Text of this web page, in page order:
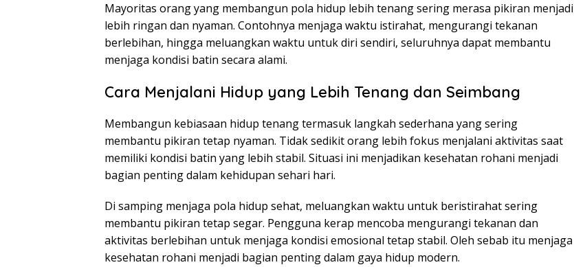
Mayoritas orang yang membangun pola hidup lebih tenang sering merasa pikiran menjadi
lebih ringan dan nyaman. Contohnya menjaga waktu istirahat, mengurangi tekanan
berlebihan, hingga meluangkan waktu untuk diri sendiri, seluruhnya dapat membantu
menjaga kondisi batin secara alami.
Cara Menjalani Hidup yang Lebih Tenang dan Seimbang
Membangun kebiasaan hidup tenang termasuk langkah sederhana yang sering
membantu pikiran tetap nyaman. Tidak sedikit orang lebih fokus menjalani aktivitas saat
memiliki kondisi batin yang lebih stabil. Situasi ini menjadikan kesehatan rohani menjadi
bagian penting dalam kehidupan sehari hari.
Di samping menjaga pola hidup sehat, meluangkan waktu untuk beristirahat sering
membantu pikiran tetap segar. Pengguna kerap mencoba mengurangi tekanan dan
aktivitas berlebihan untuk menjaga kondisi emosional tetap stabil. Oleh sebab itu menjaga
kesehatan rohani menjadi bagian penting dalam gaya hidup modern.